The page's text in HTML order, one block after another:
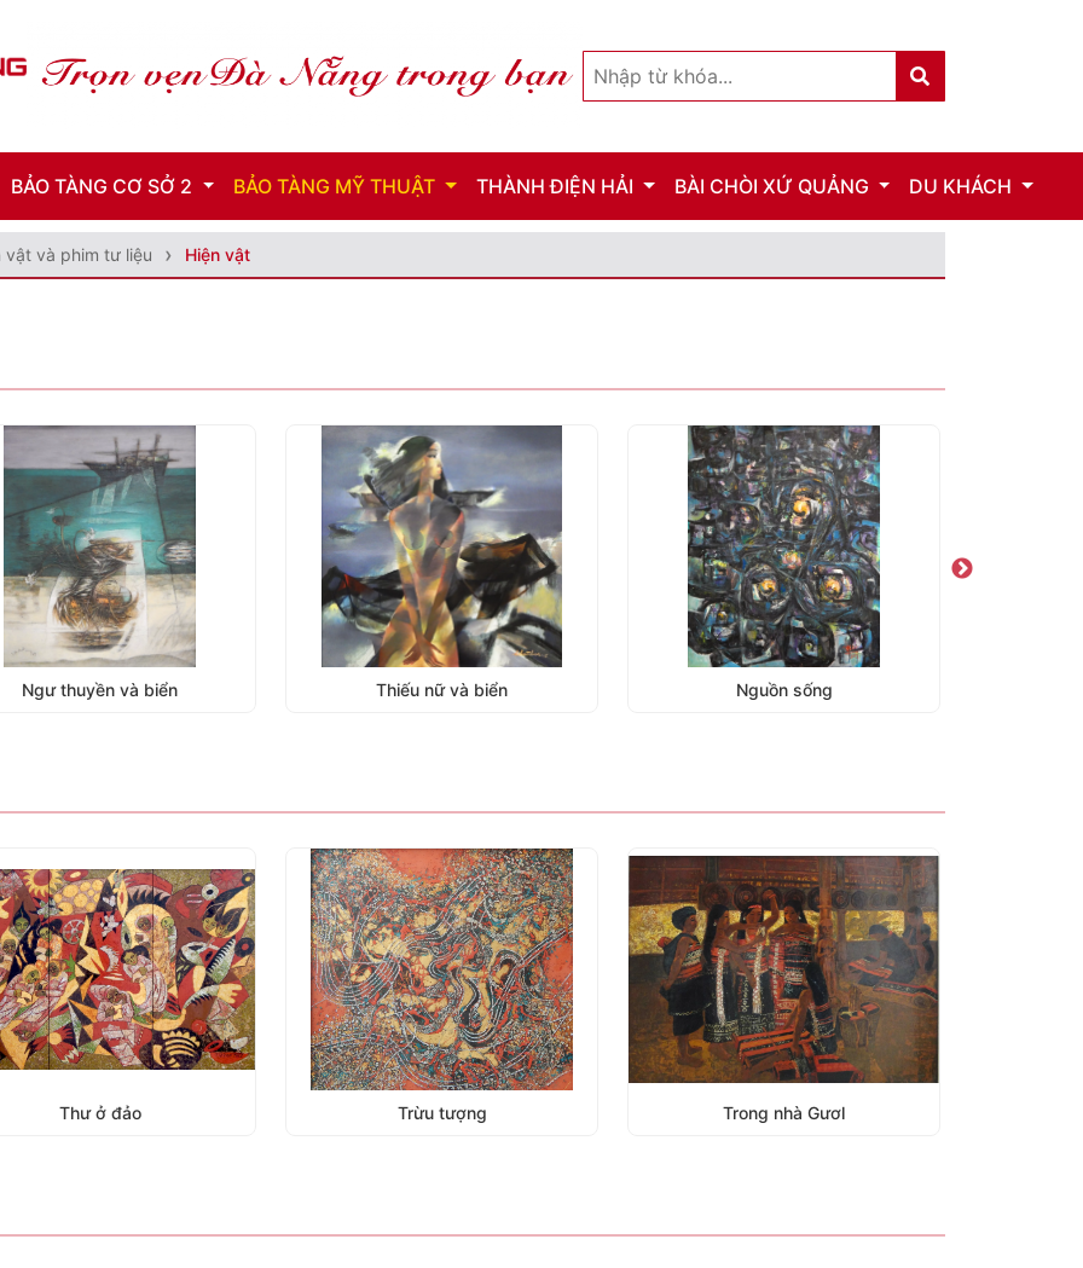
BẢO TÀNG CƠ SỞ 2 BẢO TÀNG MỸ THUẬT THÀNH ĐIỆN HẢI BÀI CHÒI XỨ QUẢNG DU KHÁCH
vật và phim tư liệu Hiện vật
Thiếu nữ và biển Nguồn sống Sông Hàn
Thư ở đảo Trừu tượng Trong nhà Gươl